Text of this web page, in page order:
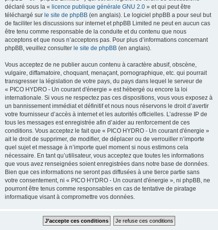
déclaré sous la « licence publique générale GNU 2.0 » et qui peut être
téléchargé sur le site de phpBB (en anglais). Le logiciel phpBB a pour seul but
de faciliter les discussions sur internet et phpBB Limited ne peut en aucun cas
être tenu comme responsable de la conduite et du contenu que nous
acceptons et que nous n’acceptons pas. Pour plus d’informations concernant
phpBB, veuillez consulter le site de phpBB (en anglais).
Vous acceptez de ne publier aucun contenu à caractère abusif, obscène,
vulgaire, diffamatoire, choquant, menaçant, pornographique, etc. qui pourrait
transgresser la législation de votre pays, du pays dans lequel le serveur de
« PICO HYDRO - Un courant d'énergie » est hébergé ou encore la loi
internationale. Si vous ne respectez pas ces dispositions, vous vous exposez à
un bannissement immédiat et définitif et nous nous réservons le droit d’avertir
votre fournisseur d’accès à internet et les autorités officielles. L’adresse IP de
tous les messages est enregistrée afin d’aider au renforcement de ces
conditions. Vous acceptez le fait que « PICO HYDRO - Un courant d'énergie »
ait le droit de supprimer, de modifier, de déplacer ou de verrouiller n’importe
quel sujet et message à n’importe quel moment si nous estimons cela
nécessaire. En tant qu’utilisateur, vous acceptez que toutes les informations
que vous avez renseignées soient enregistrées dans notre base de données.
Bien que ces informations ne seront pas diffusées à une tierce partie sans
votre consentement, ni « PICO HYDRO - Un courant d'énergie », ni phpBB, ne
pourront être tenus comme responsables en cas de tentative de piratage
informatique visant à compromettre vos données.